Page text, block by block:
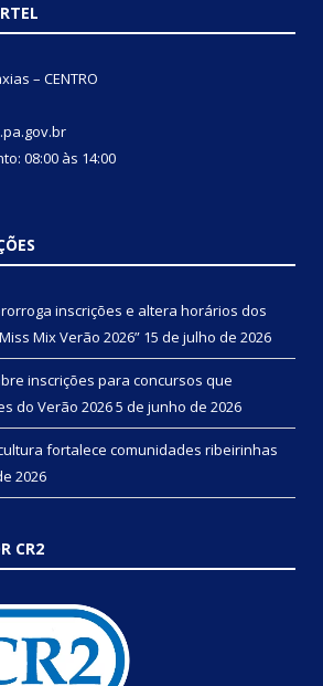
– CENTRO
08:00 às 14:00
inscrições e altera horários dos
Mix Verão 2026” 15 de julho de 2026
inscrições para concursos que
do Verão 20265 de junho de 2026
fortalece comunidades ribeirinhas
2026
CR2